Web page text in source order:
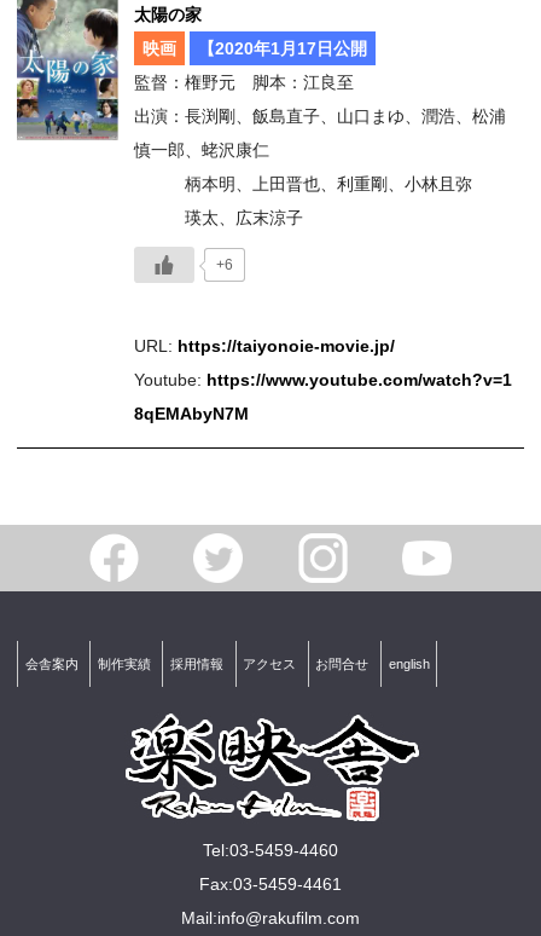
太陽の家
映画
【2020年1月17日公開
監督：権野元 脚本：江良至
出演：長渕剛、飯島直子、山口まゆ、潤浩、松浦
慎一郎、蛯沢康仁
柄本明、上田晋也、利重剛、小林且弥
瑛太、広末涼子
+6
URL: https://taiyonoie-movie.jp/
Youtube: https://www.youtube.com/watch?v=1
8qEMAbyN7M
会舎案内 制作実績 採用情報 アクセス お問合せ english
Tel:03-5459-4460
Fax:03-5459-4461
Mail:info@rakuﬁlm.com